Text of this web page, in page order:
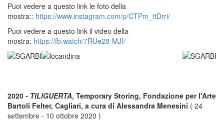
Puoi vedere a questo link le foto della
mostra:: https://www.instagram.com/p/CTPm_ttDrri/
Puoi vedere a questo link il video della
mostra: https://fb.watch/7RUe28-MJf/
2020 - TILIGUERTA, Temporary Storing, Fondazione per l'Arte
Bartoli Felter, Cagliari, a cura di Alessandra Menesini ( 24
settembre - 10 ottobre 2020 )